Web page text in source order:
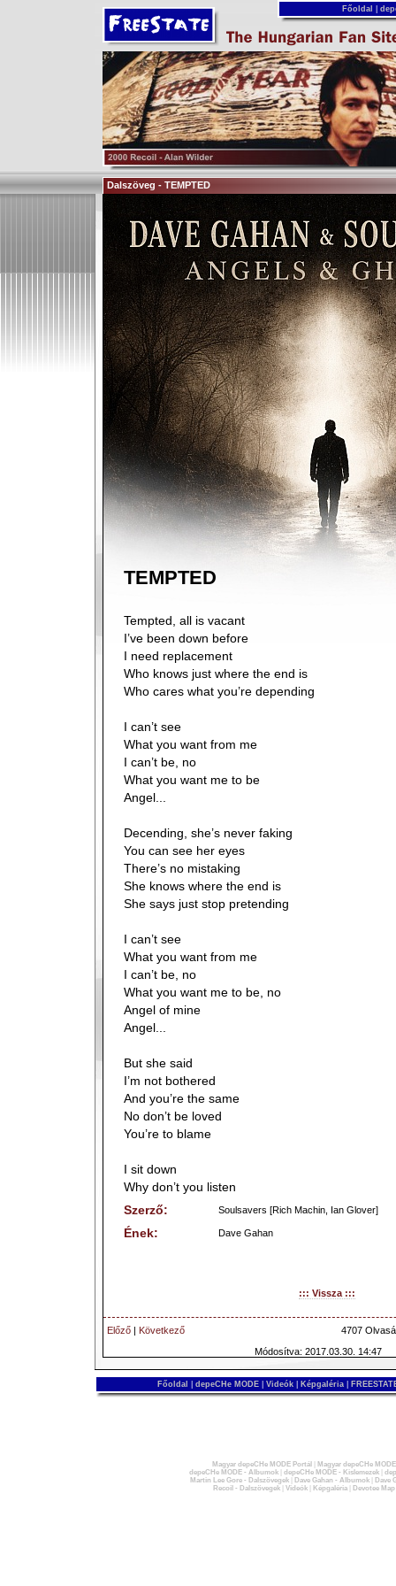
Főoldal
Dalszöveg - TEMPTED
TEMPTED
Tempted, all is vacant
I’ve been down before
I need replacement
Who knows just where the end is
Who cares what you’re depending
I can’t see
What you want from me
I can’t be, no
What you want me to be
Angel...
Decending, she’s never faking
You can see her eyes
There’s no mistaking
She knows where the end is
She says just stop pretending
I can’t see
What you want from me
I can’t be, no
What you want me to be, no
Angel of mine
Angel...
But she said
I’m not bothered
And you’re the same
No don’t be loved
You’re to blame
I sit down
Why don’t you listen
Szerző:
Soulsavers [Rich Machin, Ian Glover]
Ének: Dave Gahan
::: Vissza :::
Előző | Következő
4707
Módosítva: 2017.03.30. 14:47
Főoldal depeCHe MODE Videók Képgaléria
Magyar depeCHe MODE Portál
Magyar depeCHe
depeCHe MODE - Albumok| depeCHe MODE - Kislemezek|
Martin Lee Gore - Dalszövegek| Dave Gahan - Albumok|
Dave
Recoil - Dalszövegek| Videók| Képgaléria| Devotee Map